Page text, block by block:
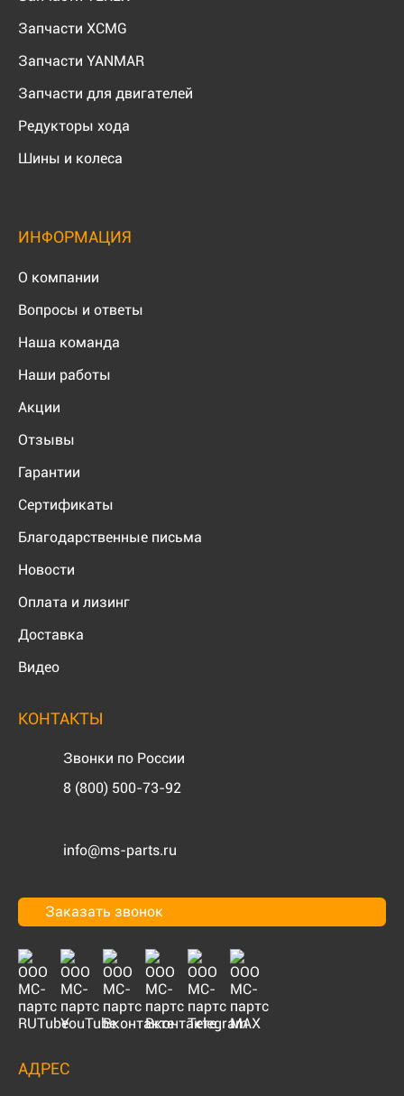
Запчасти XCMG
Запчасти YANMAR
Запчасти для двигателей
Редукторы хода
Шины и колеса
ИНФОРМАЦИЯ
О компании
Вопросы и ответы
Наша команда
Наши работы
Акции
Отзывы
Гарантии
Сертификаты
Благодарственные письма
Новости
Оплата и лизинг
Доставка
Видео
КОНТАКТЫ
Звонки по России
8 (800) 500-73-92
info@ms-parts.ru
Заказать звонок
АДРЕС